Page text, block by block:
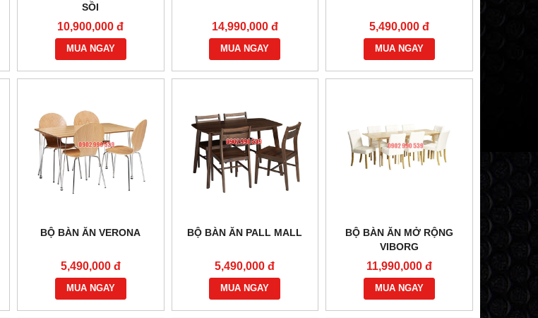
SỒI
10,900,000 đ
MUA NGAY
14,990,000 đ
MUA NGAY
5,490,000 đ
MUA NGAY
BỘ BÀN ĂN VERONA
5,490,000 đ
MUA NGAY
BỘ BÀN ĂN PALL MALL
5,490,000 đ
MUA NGAY
BỘ BÀN ĂN MỞ RỘNG
VIBORG
11,990,000 đ
MUA NGAY